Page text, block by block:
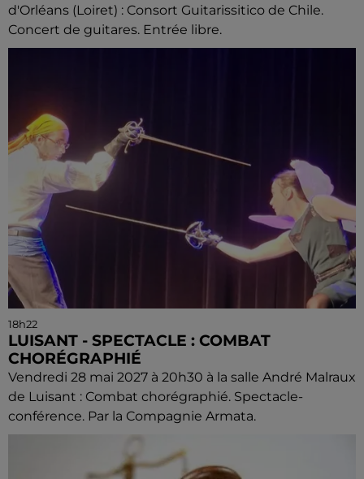
d'Orléans (Loiret) : Consort Guitarissitico de Chile.
Concert de guitares. Entrée libre.
18h22
LUISANT - SPECTACLE : COMBAT
CHORÉGRAPHIÉ
Vendredi 28 mai 2027 à 20h30 à la salle André Malraux
de Luisant : Combat chorégraphié. Spectacle-
conférence. Par la Compagnie Armata.